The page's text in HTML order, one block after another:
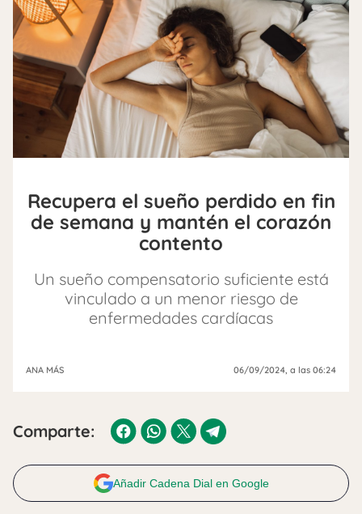
Recupera el sueño perdido en fin
de semana y mantén el corazón
contento
Un sueño compensatorio suficiente está
vinculado a un menor riesgo de
enfermedades cardíacas
ANA MÁS 06/09/2024, a las 06:24
Comparte:
Añadir Cadena Dial en Google